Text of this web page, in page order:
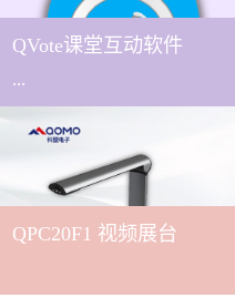
QVote课堂互动软件
...
下载QVote授课软件课堂互
动的质量直接影响教学效
果与学生参与度。作为
打造的互动授课软件，
QPC20F1 视频展台